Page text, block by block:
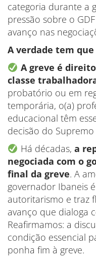
categoria durante a
pressão sobre o
avanço nas
A verdade tem
A greve é
classe
probatório ou em
temporária, o(a)
educacional têm
decisão do
Há décadas, a
negociada com o
final da greve. A
governador Ibaneis
autoritarismo e traz
avanço que dialoga
Reafirmamos: a
condição essencial
ponha fim à greve.